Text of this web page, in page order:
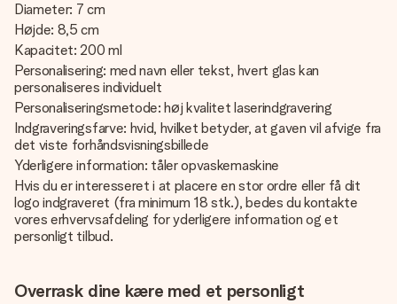
Diameter: 7 cm
Højde: 8,5 cm
Kapacitet: 200 ml
Personalisering: med navn eller tekst, hvert glas kan
personaliseres individuelt
Personaliseringsmetode: høj kvalitet laserindgravering
Indgraveringsfarve: hvid, hvilket betyder, at gaven vil afvige fra
det viste forhåndsvisningsbillede
Yderligere information: tåler opvaskemaskine
Hvis du er interesseret i at placere en stor ordre eller få dit
logo indgraveret (fra minimum 18 stk.), bedes du kontakte
vores erhvervsafdeling for yderligere information og et
personligt tilbud.
Overrask dine kære med et personligt